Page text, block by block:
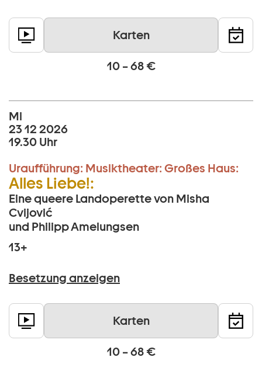
Karten
10 – 68 €
Mi
23 12 2026
19.30 Uhr
Uraufführung: Musiktheater: Großes Haus:
Alles Liebe!:
Eine queere Landoperette von Misha
Cvijović
und Philipp Amelungsen
13+
Besetzung anzeigen
Karten
10 – 68 €